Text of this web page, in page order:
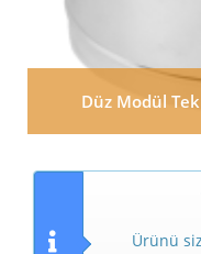
Düz Modül
Ürünü